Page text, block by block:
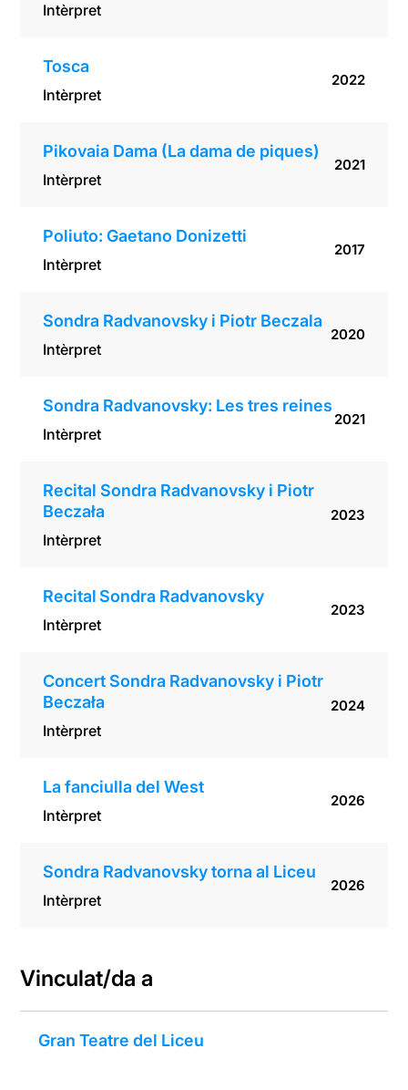
Intèrpret
Tosca
Intèrpret
2022
Pikovaia Dama (La dama de piques)
Intèrpret
2021
Poliuto: Gaetano Donizetti
Intèrpret
2017
Sondra Radvanovsky i Piotr Beczala
Intèrpret
2020
Sondra Radvanovsky: Les tres reines
Intèrpret
2021
Recital Sondra Radvanovsky i Piotr
Beczała
Intèrpret
2023
Recital Sondra Radvanovsky
Intèrpret
2023
Concert Sondra Radvanovsky i Piotr
Beczała
Intèrpret
2024
La fanciulla del West
Intèrpret
2026
Sondra Radvanovsky torna al Liceu
Intèrpret
2026
Vinculat/da a
Gran Teatre del Liceu